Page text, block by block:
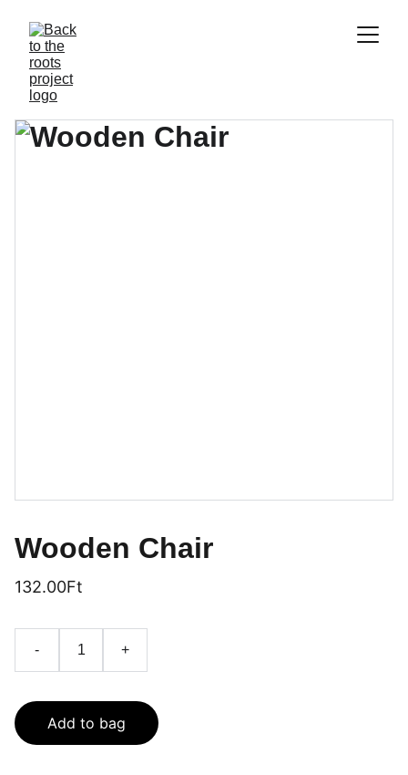
Wooden Chair
132.00Ft
- +
Add to bag